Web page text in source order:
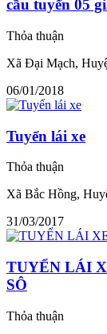
cầu tuyển 05
Thỏa thuận
Xã Đại Mạch,
06/01/2018
Tuyển lái xe
Thỏa thuận
Xã Bắc Hồng,
31/03/2017
TUYỂN LÁI
SÔ
Thỏa thuận